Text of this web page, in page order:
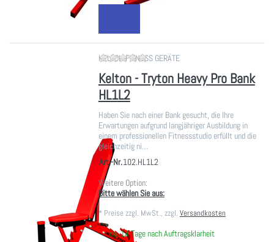
KELTON FITNESS GERÄTEZu diesem Produkt liegen noch
Kelton - Tryton Heavy Pro Bank
HL1L2
Haben Sie nach einer Bank gesucht, die Ihre
Erwartungen aufgrund langjähriger Ausbildung in
einem professionellen Fitnessstudio erfüllt und die
gleichzeitig ni…
Art.-Nr.102.HL1L2
Weitere Option:
Bitte wählen Sie aus:
* Preise zzgl. MwSt., zzgl. Versandkosten
ca. 14 Tage nach Auftragsklarheit